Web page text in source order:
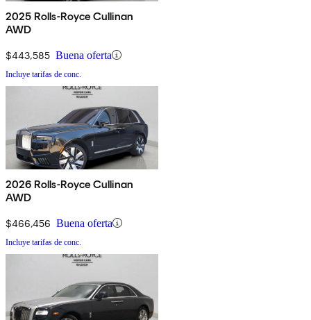
2025 Rolls-Royce Cullinan
AWD
$443,585 Buena oferta
Incluye tarifas de conc.
2026 Rolls-Royce Cullinan
AWD
$466,456 Buena oferta
Incluye tarifas de conc.